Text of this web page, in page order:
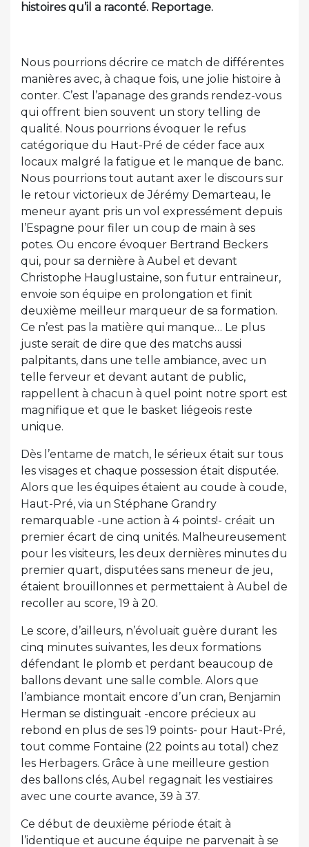
histoires qu’il a raconté. Reportage.
Nous pourrions décrire ce match de différentes
manières avec, à chaque fois, une jolie histoire à
conter. C’est l’apanage des grands rendez-vous
qui offrent bien souvent un story telling de
qualité. Nous pourrions évoquer le refus
catégorique du Haut-Pré de céder face aux
locaux malgré la fatigue et le manque de banc.
Nous pourrions tout autant axer le discours sur
le retour victorieux de Jérémy Demarteau, le
meneur ayant pris un vol expressément depuis
l’Espagne pour filer un coup de main à ses
potes. Ou encore évoquer Bertrand Beckers
qui, pour sa dernière à Aubel et devant
Christophe Hauglustaine, son futur entraineur,
envoie son équipe en prolongation et finit
deuxième meilleur marqueur de sa formation.
Ce n’est pas la matière qui manque… Le plus
juste serait de dire que des matchs aussi
palpitants, dans une telle ambiance, avec un
telle ferveur et devant autant de public,
rappellent à chacun à quel point notre sport est
magnifique et que le basket liégeois reste
unique.
Dès l’entame de match, le sérieux était sur tous
les visages et chaque possession était disputée.
Alors que les équipes étaient au coude à coude,
Haut-Pré, via un Stéphane Grandry
remarquable -une action à 4 points!- créait un
premier écart de cinq unités. Malheureusement
pour les visiteurs, les deux dernières minutes du
premier quart, disputées sans meneur de jeu,
étaient brouillonnes et permettaient à Aubel de
recoller au score, 19 à 20.
Le score, d’ailleurs, n’évoluait guère durant les
cinq minutes suivantes, les deux formations
défendant le plomb et perdant beaucoup de
ballons devant une salle comble. Alors que
l’ambiance montait encore d’un cran, Benjamin
Herman se distinguait -encore précieux au
rebond en plus de ses 19 points- pour Haut-Pré,
tout comme Fontaine (22 points au total) chez
les Herbagers. Grâce à une meilleure gestion
des ballons clés, Aubel regagnait les vestiaires
avec une courte avance, 39 à 37.
Ce début de deuxième période était à
l’identique et aucune équipe ne parvenait à se